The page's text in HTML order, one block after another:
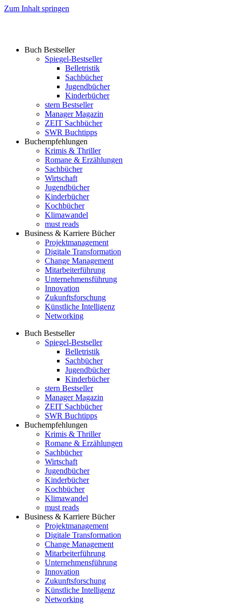
Zum Inhalt springen
Buch Bestseller
Spiegel-Bestseller
Belletristik
Sachbücher
Jugendbücher
Kinderbücher
stern Bestseller
Manager Magazin
ZEIT Sachbücher
SWR Buchtipps
Buchempfehlungen
Krimis & Thriller
Romane & Erzählungen
Sachbücher
Wirtschaft
Jugendbücher
Kinderbücher
Kochbücher
Klimawandel
must reads
Business & Karriere Bücher
Projektmanagement
Digitale Transformation
Change Management
Mitarbeiterführung
Unternehmensführung
Innovation
Zukunftsforschung
Künstliche Intelligenz
Networking
Buch Bestseller
Spiegel-Bestseller
Belletristik
Sachbücher
Jugendbücher
Kinderbücher
stern Bestseller
Manager Magazin
ZEIT Sachbücher
SWR Buchtipps
Buchempfehlungen
Krimis & Thriller
Romane & Erzählungen
Sachbücher
Wirtschaft
Jugendbücher
Kinderbücher
Kochbücher
Klimawandel
must reads
Business & Karriere Bücher
Projektmanagement
Digitale Transformation
Change Management
Mitarbeiterführung
Unternehmensführung
Innovation
Zukunftsforschung
Künstliche Intelligenz
Networking